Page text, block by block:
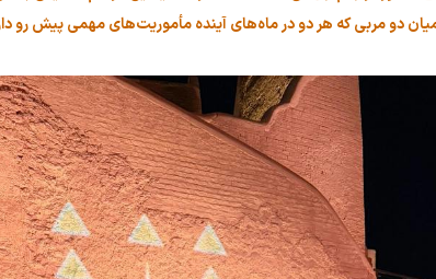
دو مربی که هر دو در ماه‌های آینده مأموریت‌های مهمی پیش رو